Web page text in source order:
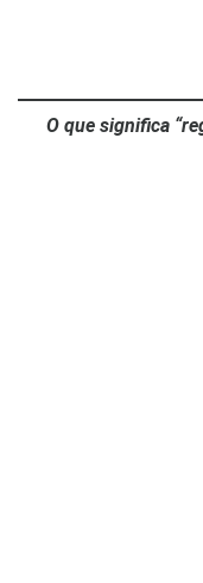
O que significa